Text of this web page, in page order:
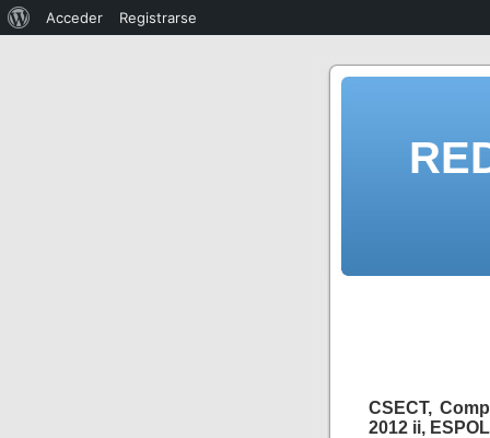
CSECT,
2012 ii,
Acceder Registrarse